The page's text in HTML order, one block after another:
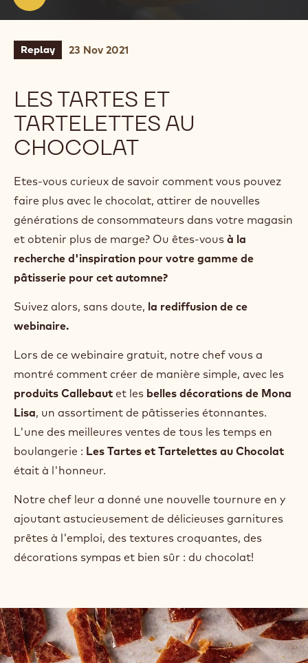
i
d
e
o
:
Přehrát
video:
Přehrát
video
Replay 23 Nov 2021
LES TARTES ET
TARTELETTES AU
CHOCOLAT
Etes-vous curieux de savoir comment vous pouvez
faire plus avec le chocolat, attirer de nouvelles
générations de consommateurs dans votre magasin
et obtenir plus de marge? Ou êtes-vousà la
recherche d'inspiration pour votre gamme de
pâtisserie pour cet automne?
webinaire.
Lors de ce webinaire gratuit, notre chef vous a
montré comment créer de manière simple, avec les
produits Callebaut
L'une des meilleures ventes de tous les temps en
boulangerie :Les Tartes et Tartelettes au Chocolat
était à l'honneur.